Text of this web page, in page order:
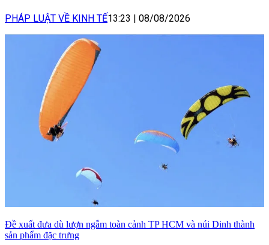
PHÁP LUẬT VỀ KINH TẾ13:23 08/08/2026
Đề xuất đưa dù lượn ngắm toàn cảnh TP HCM và núi Dinh thành
sản phẩm đặc trưng